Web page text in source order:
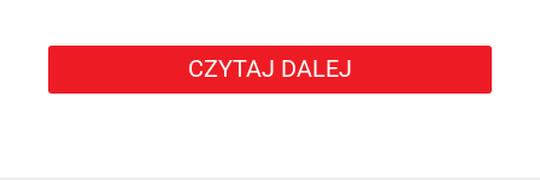
CZYTAJ DALEJ